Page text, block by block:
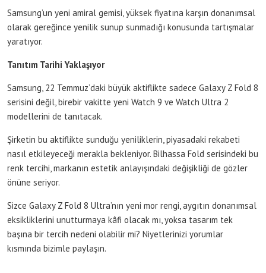
Samsung’un yeni amiral gemisi, yüksek fiyatına karşın donanımsal
olarak gereğince yenilik sunup sunmadığı konusunda tartışmalar
yaratıyor.
Tanıtım Tarihi Yaklaşıyor
Samsung, 22 Temmuz’daki büyük aktiflikte sadece Galaxy Z Fold 8
serisini değil, birebir vakitte yeni Watch 9 ve Watch Ultra 2
modellerini de tanıtacak.
Şirketin bu aktiflikte sunduğu yeniliklerin, piyasadaki rekabeti
nasıl etkileyeceği merakla bekleniyor. Bilhassa Fold serisindeki bu
renk tercihi, markanın estetik anlayışındaki değişikliği de gözler
önüne seriyor.
Sizce Galaxy Z Fold 8 Ultra’nın yeni mor rengi, aygıtın donanımsal
eksikliklerini unutturmaya kâfi olacak mı, yoksa tasarım tek
başına bir tercih nedeni olabilir mi? Niyetlerinizi yorumlar
kısmında bizimle paylaşın.